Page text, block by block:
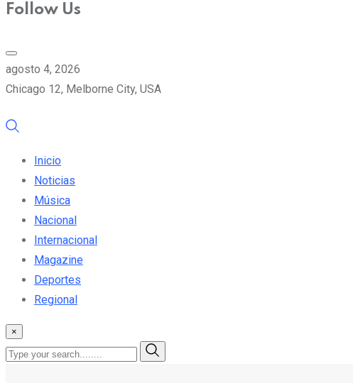
Follow Us
agosto 4, 2026
Chicago 12, Melborne City, USA
Inicio
Noticias
Música
Nacional
Internacional
Magazine
Deportes
Regional
×